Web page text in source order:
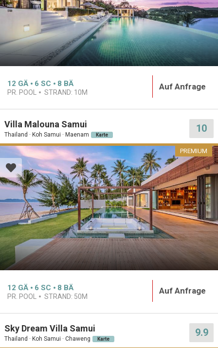
12 GÄ 6 SC 8 BÄ
PR. POOL STRAND: 10M
Auf Anfrage
Villa Malouna Samui
Thailand · Koh Samui · Maenam Karte
10
PREMIUM
12 GÄ 6 SC 8 BÄ
PR. POOL STRAND: 50M
Auf Anfrage
Sky Dream Villa Samui
Thailand · Koh Samui · Chaweng Karte
9.9